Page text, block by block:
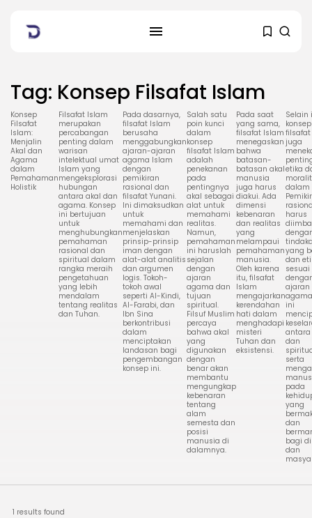
Tag: Konsep Filsafat Islam
Konsep
Filsafat
Islam:
Menjalin
Akal dan
Agama
dalam
Pemahaman
Holistik
Filsafat Islam
merupakan
percabangan
penting dalam
warisan
intelektual umat
Islam yang
mengeksplorasi
hubungan
antara akal dan
agama. Konsep
ini bertujuan
untuk
menghubungkan
pemahaman
rasional dan
spiritual dalam
rangka meraih
pengetahuan
yang lebih
mendalam
tentang realitas
dan Tuhan.
Pada dasarnya,
filsafat Islam
berusaha
menggabungkan
ajaran-ajaran
agama Islam
dengan
pemikiran
rasional dan
filsafat Yunani.
Ini dimaksudkan
untuk
memahami dan
menjelaskan
prinsip-prinsip
iman dengan
alat-alat analitis
dan argumen
logis. Tokoh-
tokoh awal
seperti Al-Kindi,
Al-Farabi, dan
Ibn Sina
berkontribusi
dalam
menciptakan
landasan bagi
pengembangan
konsep ini.
Salah satu
poin kunci
dalam
konsep
filsafat Islam
adalah
penekanan
pada
pentingnya
akal sebagai
alat untuk
memahami
realitas.
Namun,
pemahaman
ini haruslah
sejalan
dengan
ajaran
agama dan
tujuan
spiritual.
Filsuf Muslim
percaya
bahwa akal
yang
digunakan
dengan
benar akan
membantu
mengungkap
kebenaran
tentang
alam
semesta dan
posisi
manusia di
dalamnya.
Pada saat
yang sama,
filsafat Islam
menegaskan
bahwa
batasan-
batasan akal
manusia
juga harus
diakui. Ada
dimensi
kebenaran
dan realitas
yang
melampaui
pemahaman
manusia.
Oleh karena
itu, filsafat
Islam
mengajarkan
kerendahan
hati dalam
menghadapi
misteri
Tuhan dan
eksistensi.
Selain
konsep
juga
etika
dalam
harus
yang
dan
sesuai
ajaran
ini
antara
dan
serta
pada
yang
dan
bagi
dan
1 results found